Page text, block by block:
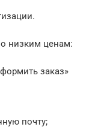
низким ценам:
заказ»
почту;